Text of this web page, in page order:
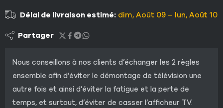
Délai de livraison estimé: dim, Août 09 – lun, Août 10
Partager
Nous conseillons à nos clients d’échanger les 2 règles
ensemble afin d’éviter le démontage de télévision une
autre fois et ainsi d’éviter la fatigue et la perte de
temps, et surtout, d’éviter de casser l’afficheur TV.